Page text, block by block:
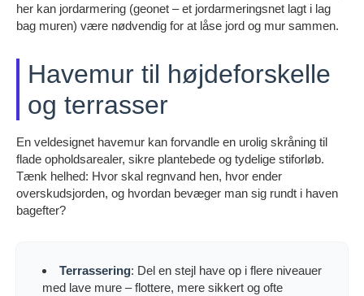
her kan jordarmering (geonet – et jordarmeringsnet lagt i lag
bag muren) være nødvendig for at låse jord og mur sammen.
Havemur til højdeforskelle
og terrasser
En veldesignet havemur kan forvandle en urolig skråning til
flade opholdsarealer, sikre plantebede og tydelige stiforløb.
Tænk helhed: Hvor skal regnvand hen, hvor ender
overskudsjorden, og hvordan bevæger man sig rundt i haven
bagefter?
Terrassering: Del en stejl have op i flere niveauer
med lave mure – flottere, mere sikkert og ofte